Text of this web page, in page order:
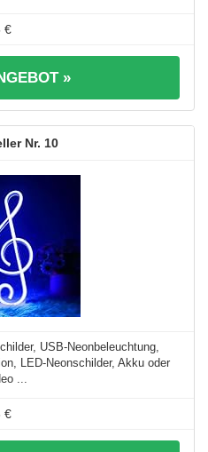
€
»
10
USB-Neonbeleuchtung,
LED-Neonschilder, Akku oder
...
€